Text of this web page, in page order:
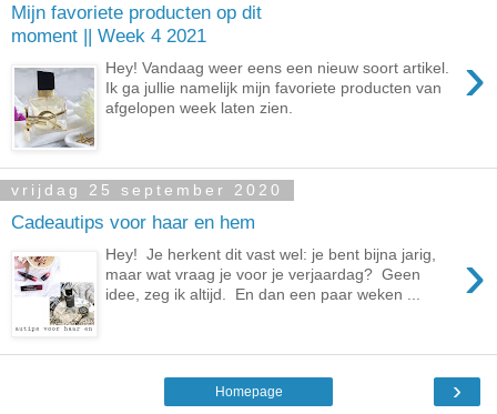
Mijn favoriete producten op dit
moment || Week 4 2021
›
Hey! Vandaag weer eens een nieuw soort artikel.
Ik ga jullie namelijk mijn favoriete producten van
afgelopen week laten zien.
vrijdag 25 september 2020
Cadeautips voor haar en hem
›
Hey! Je herkent dit vast wel: je bent bijna jarig,
maar wat vraag je voor je verjaardag? Geen
idee, zeg ik altijd. En dan een paar weken ...
›
Homepage